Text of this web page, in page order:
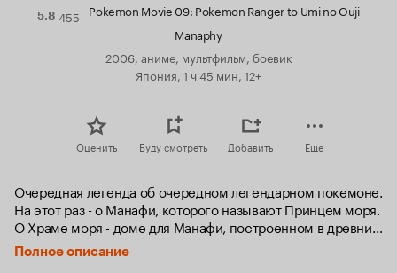
5.8Рейтинг
455 Pokemon Movie 09: Pokemon Ranger to Umi no Ouji
Manaphy
2006, аниме, мультфильм, боевик
Япония, 1 ч 45 мин, 12+
Оценить Буду смотреть Добавить Еще
Очередная легенда об очередном легендарном покемоне.
На этот раз - о Манафи, которого называют Принцем моря.
О Храме моря - доме для Манафи, построенном в древние
времена народом воды, и о нехороших людях, которым не
дают спать сокровища этого храма. А ещё о дружбе,
Полное описание